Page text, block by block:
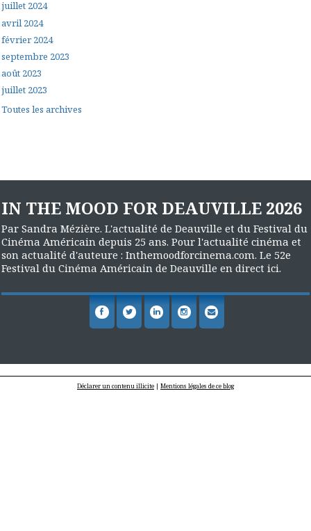
juillet 2024
avril 2024
février 2024
septembre 2023
août 2023
juillet 2023
Toutes les archives
IN THE MOOD FOR DEAUVILLE 2026
Par Sandra Mézière. L'actualité de Deauville et du Festival du
Cinéma Américain depuis 25 ans. Pour l'actualité cinéma et
son actualité d'auteure : Inthemoodforcinema.com. Le 52e
Festival du Cinéma Américain de Deauville en direct ici.
Déclarer un contenu illicite | Mentions légales de ce blog